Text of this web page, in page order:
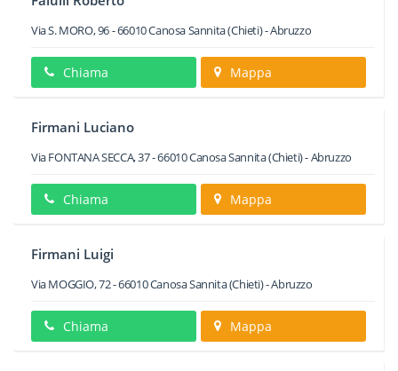
Via S. MORO, 96-66010Canosa Sannita(Chieti) -Abruzzo
Chiama Mappa
Firmani Luciano
Via FONTANA SECCA, 37-66010Canosa Sannita(Chieti) -Abruzzo
Chiama Mappa
Firmani Luigi
Via MOGGIO, 72-66010Canosa Sannita(Chieti) -Abruzzo
Chiama Mappa